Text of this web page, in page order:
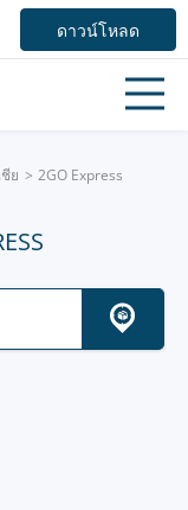
ดาวน์โหลด
ย 2GO Express